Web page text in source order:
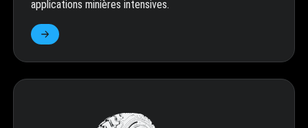
applications minières intensives.